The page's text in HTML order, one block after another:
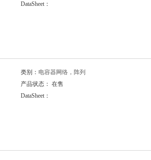
DataSheet：
类别： 电容器网络，阵列
产品状态： 在售
DataSheet：